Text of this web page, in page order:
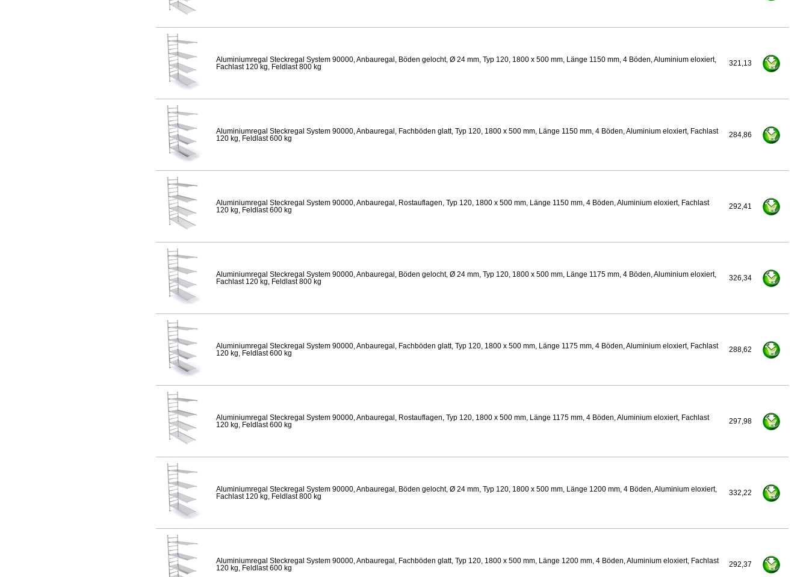
Aluminiumregal Steckregal System 90000, Anbauregal, Böden gelocht, Ø 24 mm, Typ 120, 1800 x 500 mm, Länge 1150 mm, 4 Böden, Aluminium eloxiert,
Fachlast 120 kg, Feldlast 800 kg
321,13
Aluminiumregal Steckregal System 90000, Anbauregal, Fachböden glatt, Typ 120, 1800 x 500 mm, Länge 1150 mm, 4 Böden, Aluminium eloxiert, Fachlast
120 kg, Feldlast 600 kg
284,86
Aluminiumregal Steckregal System 90000, Anbauregal, Rostauflagen, Typ 120, 1800 x 500 mm, Länge 1150 mm, 4 Böden, Aluminium eloxiert, Fachlast
120 kg, Feldlast 600 kg
292,41
Aluminiumregal Steckregal System 90000, Anbauregal, Böden gelocht, Ø 24 mm, Typ 120, 1800 x 500 mm, Länge 1175 mm, 4 Böden, Aluminium eloxiert,
Fachlast 120 kg, Feldlast 800 kg
326,34
Aluminiumregal Steckregal System 90000, Anbauregal, Fachböden glatt, Typ 120, 1800 x 500 mm, Länge 1175 mm, 4 Böden, Aluminium eloxiert, Fachlast
120 kg, Feldlast 600 kg
288,62
Aluminiumregal Steckregal System 90000, Anbauregal, Rostauflagen, Typ 120, 1800 x 500 mm, Länge 1175 mm, 4 Böden, Aluminium eloxiert, Fachlast
120 kg, Feldlast 600 kg
297,98
Aluminiumregal Steckregal System 90000, Anbauregal, Böden gelocht, Ø 24 mm, Typ 120, 1800 x 500 mm, Länge 1200 mm, 4 Böden, Aluminium eloxiert,
Fachlast 120 kg, Feldlast 800 kg
332,22
Aluminiumregal Steckregal System 90000, Anbauregal, Fachböden glatt, Typ 120, 1800 x 500 mm, Länge 1200 mm, 4 Böden, Aluminium eloxiert, Fachlast
120 kg, Feldlast 600 kg
292,37